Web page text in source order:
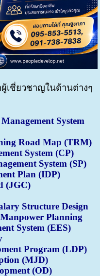
เชี่ยวชาญในด้านต่างๆ
System
Road Map (TRM)
System (CP)
System (SP)
Plan (IDP)
(JGC)
Structure Design
Planning
System (EES)
Program (LDP)
(MJD)
(OD)